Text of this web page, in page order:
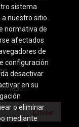
Enviar
sistema
nuestro sitio.
normativa de
afectados
de
configuración
desactivar
en su
o eliminar
mediante